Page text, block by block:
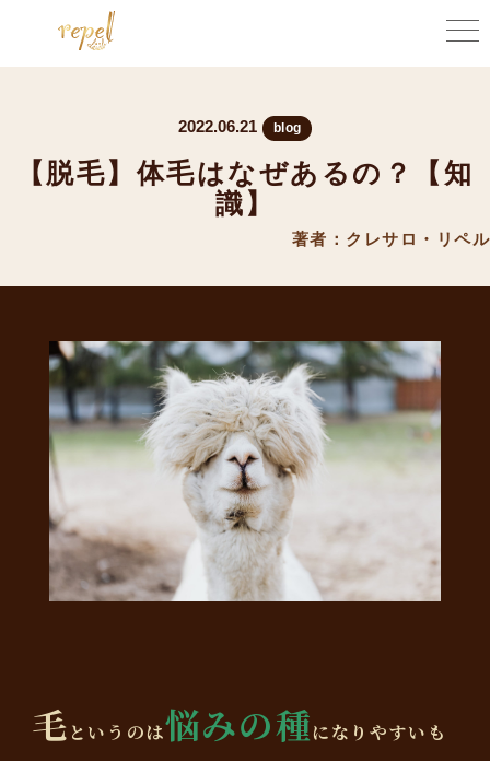
2022.06.21 blog
【脱毛】体毛はなぜあるの？【知
識】
著者：クレサロ・リペル
毛 というのは悩みの種になりやすいも